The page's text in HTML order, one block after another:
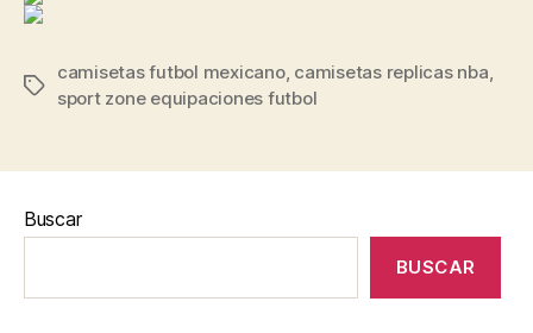
Etiquetas
camisetas futbol mexicano, camisetas replicas nba,
sport zone equipaciones futbol
Buscar
BUSCAR